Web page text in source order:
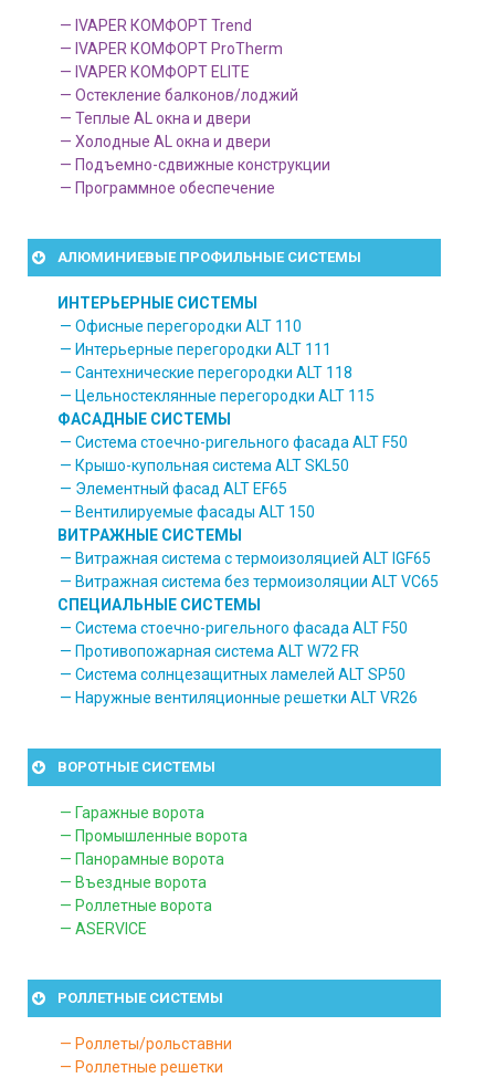
— IVAPER КОМФОРТ Trend
— IVAPER КОМФОРТ ProTherm
— IVAPER КОМФОРТ ELITE
— Остекление балконов/лоджий
— Теплые AL окна и двери
— Холодные AL окна и двери
— Подъемно-сдвижные конструкции
— Программное обеспечение
АЛЮМИНИЕВЫЕ ПРОФИЛЬНЫЕ СИСТЕМЫ
ИНТЕРЬЕРНЫЕ СИСТЕМЫ
— Офисные перегородки ALT 110
— Интерьерные перегородки ALT 111
— Сантехнические перегородки ALT 118
— Цельностеклянные перегородки ALT 115
ФАСАДНЫЕ СИСТЕМЫ
— Система стоечно-ригельного фасада ALT F50
— Крышо-купольная система ALT SKL50
— Элементный фасад ALT EF65
— Вентилируемые фасады ALT 150
ВИТРАЖНЫЕ СИСТЕМЫ
— Витражная система с термоизоляцией ALT IGF65
— Витражная система без термоизоляции ALT VC65
СПЕЦИАЛЬНЫЕ СИСТЕМЫ
— Система стоечно-ригельного фасада ALT F50
— Противопожарная система ALT W72 FR
— Система солнцезащитных ламелей ALT SP50
— Наружные вентиляционные решетки ALT VR26
ВОРОТНЫЕ СИСТЕМЫ
— Гаражные ворота
— Промышленные ворота
— Панорамные ворота
— Въездные ворота
— Роллетные ворота
— ASERVICE
РОЛЛЕТНЫЕ СИСТЕМЫ
— Роллеты/рольставни
— Роллетные решетки